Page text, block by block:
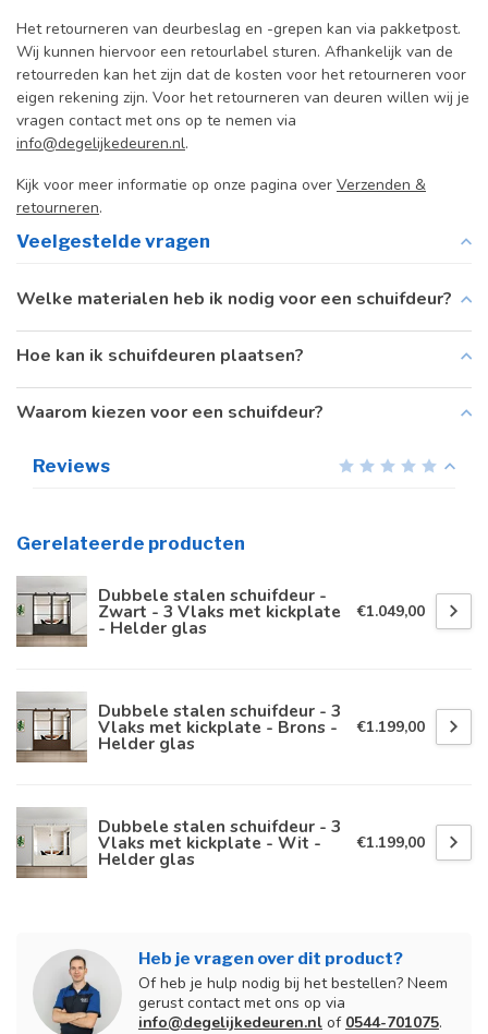
Het retourneren van deurbeslag en -grepen kan via pakketpost.
Wij kunnen hiervoor een retourlabel sturen. Afhankelijk van de
retourreden kan het zijn dat de kosten voor het retourneren voor
eigen rekening zijn. Voor het retourneren van deuren willen wij je
vragen contact met ons op te nemen via
info@degelijkedeuren.nl.
Kijk voor meer informatie op onze pagina over Verzenden &
retourneren.
Veelgestelde vragen
Welke materialen heb ik nodig voor een schuifdeur?
Hoe kan ik schuifdeuren plaatsen?
Waarom kiezen voor een schuifdeur?
Reviews
Gerelateerde producten
Dubbele stalen schuifdeur -
Zwart - 3 Vlaks met kickplate
- Helder glas
€1.049,00
Dubbele stalen schuifdeur - 3
Vlaks met kickplate - Brons -
Helder glas
€1.199,00
Dubbele stalen schuifdeur - 3
Vlaks met kickplate - Wit -
Helder glas
€1.199,00
Heb je vragen over dit product?
Of heb je hulp nodig bij het bestellen? Neem
gerust contact met ons op via
info@degelijkedeuren.nl of 0544-701075.